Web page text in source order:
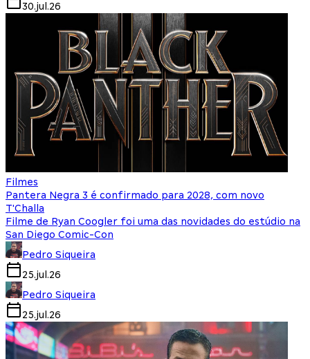
30.jul.26
Filmes
Pantera Negra 3 é confirmado para 2028, com novo
T'Challa
Filme de Ryan Coogler foi uma das novidades do estúdio na
San Diego Comic-Con
Pedro Siqueira
25.jul.26
Pedro Siqueira
25.jul.26